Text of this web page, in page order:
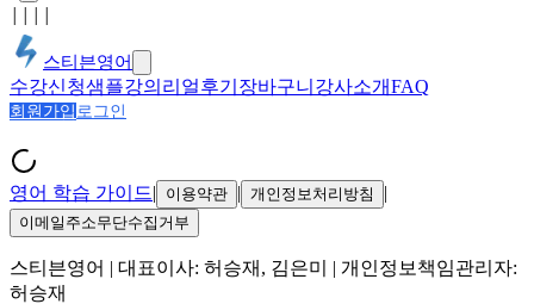
스티븐영어
수강신청샘플강의 리얼후기 장바구니 강사소개FAQ
회원가입 로그인
영어 학습 가이드| 이용약관 | 개인정보처리방침 |
이메일주소무단수집거부
스티븐영어 | 대표이사: 허승재, 김은미
| 개인정보책임관리자:
허승재